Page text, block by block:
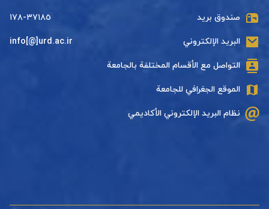
صندوق بريد ٣٧١٨٥-١٧٨
البريد الإلكتروني info[@]urd.ac.ir
التواصل مع الأقسام المختلفة بالجامعة
الموقع الجغرافي للجامعة
نظام البريد الإلكتروني الأكاديمي